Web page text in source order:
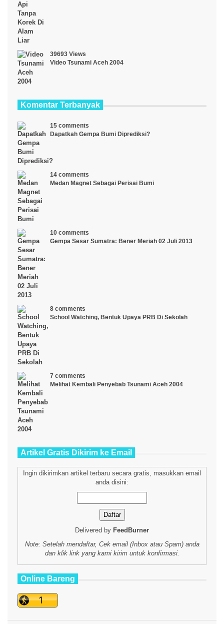
39693 Views
Video Tsunami Aceh 2004
Komentar Terbanyak
15 comments
Dapatkah Gempa Bumi Diprediksi?
14 comments
Medan Magnet Sebagai Perisai Bumi
10 comments
Gempa Sesar Sumatra: Bener Meriah 02 Juli 2013
8 comments
School Watching, Bentuk Upaya PRB Di Sekolah
7 comments
Melihat Kembali Penyebab Tsunami Aceh 2004
Artikel Gratis Dikirim ke Email
Ingin dikirimkan artikel terbaru secara gratis, masukkan email
anda disini:
Delivered by FeedBurner
Note: Setelah mendaftar, Cek email (Inbox atau Spam) anda
dan klik link yang kami kirim untuk konfirmasi.
Online Bareng